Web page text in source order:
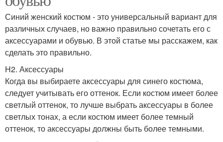
Синий женский костюм - это универсальный вариант для
различных случаев, но важно правильно сочетать его с
аксессуарами и обувью. В этой статье мы расскажем, как
сделать это правильно.
H2. Аксессуары
Когда вы выбираете аксессуары для синего костюма,
следует учитывать его оттенок. Если костюм имеет более
светлый оттенок, то лучше выбрать аксессуары в более
светлых тонах, а если костюм имеет более темный
оттенок, то аксессуары должны быть более темными.